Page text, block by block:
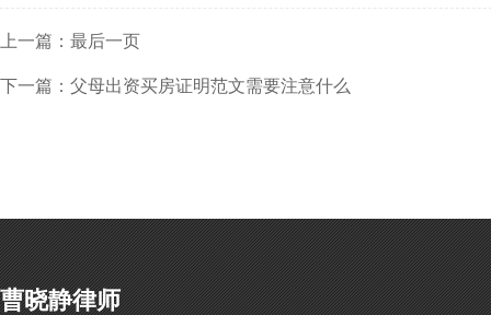
上一篇：最后一页
下一篇：父母出资买房证明范文需要注意什么
曹晓静律师